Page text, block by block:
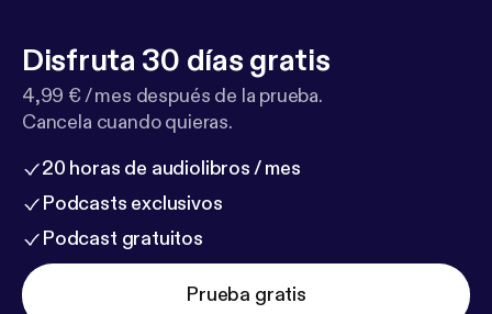
Disfruta 30 días gratis
4,99 € / mes después de la prueba.
Cancela cuando quieras.
20 horas de audiolibros / mes
Podcasts exclusivos
Podcast gratuitos
Prueba gratis